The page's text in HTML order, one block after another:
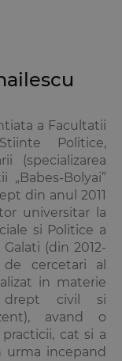
a Facultatii
Politice,
(specializarea
Bolyai”
din anul 2011
universitar la
si Politice a
(din 2012-
cercetari al
in materie
drept civil si
avand o
cat si a
urma incepand